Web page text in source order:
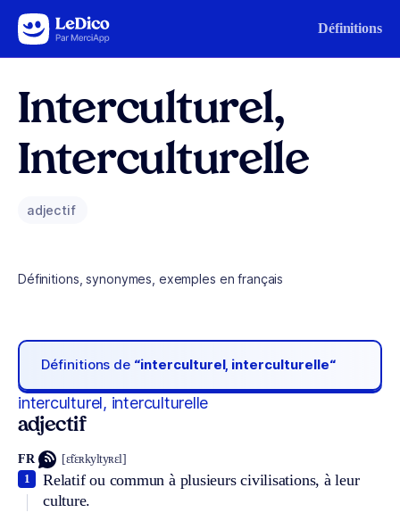
Aller au contenu Définitions
Interculturel,
Interculturelle
adjectif
Définitions, synonymes, exemples en français
Définitions de “interculturel, interculturelle“
interculturel, interculturelle
adjectif
FR [ɛ̃tɛʀkyltyʀɛl]
Relatif ou commun à plusieurs civilisations, à leur
culture.
1